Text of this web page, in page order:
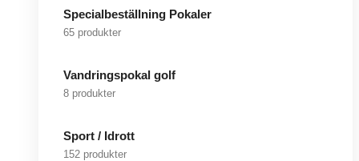
Specialbeställning Pokaler
65 produkter
Vandringspokal golf
8 produkter
Sport / Idrott
152 produkter